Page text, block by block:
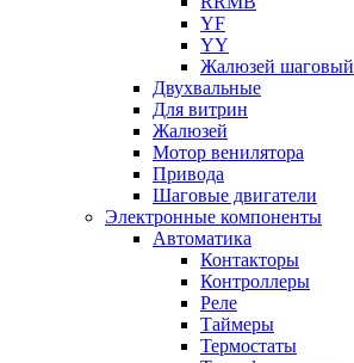
YF
YY
Жалюзей шаговый
Двухвальные
Для витрин
Жалюзей
Мотор венилятора
Привода
Шаговые двигатели
Электронные компоненты
Автоматика
Контакторы
Контроллеры
Реле
Таймеры
Термостаты